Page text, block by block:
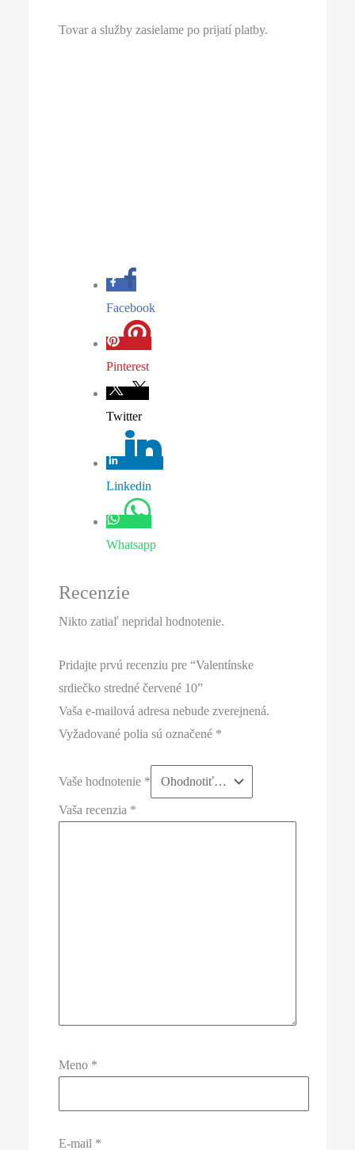
Tovar a služby zasielame po prijatí platby.
Facebook
Pinterest
Twitter
Linkedin
Whatsapp
Recenzie
Nikto zatiaľ nepridal hodnotenie.
Pridajte prvú recenziu pre “Valentínske
srdiečko stredné červené 10”
Vaša e-mailová adresa nebude zverejnená.
Vyžadované polia sú označené *
Vaše hodnotenie *
Vaša recenzia *
Meno *
E-mail *